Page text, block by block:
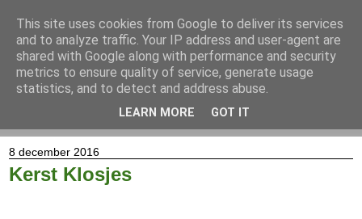
8 december 2016
Kerst Klosjes
This site uses cookies from Google to deliver its services
and to analyze traffic. Your IP address and user-agent are
shared with Google along with performance and security
metrics to ensure quality of service, generate usage
statistics, and to detect and address abuse.
LEARN MORE GOT IT